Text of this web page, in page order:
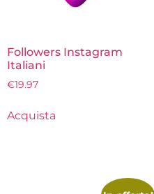
Followers Instagram
Italiani
€19.97
Acquista